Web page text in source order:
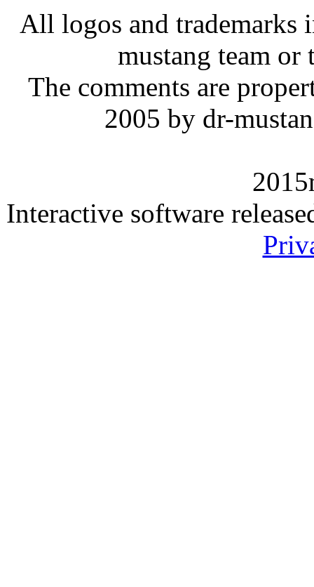
All logos and trademarks
mustang team or
The comments are
2005 by dr-
Interactive software